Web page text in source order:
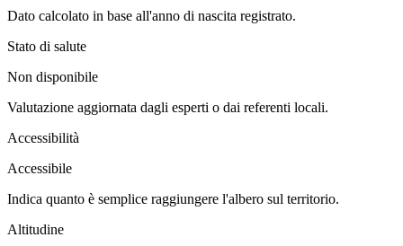
Dato calcolato in base all'anno di nascita registrato.
Stato di salute
Non disponibile
Valutazione aggiornata dagli esperti o dai referenti locali.
Accessibilità
Accessibile
Indica quanto è semplice raggiungere l'albero sul territorio.
Altitudine